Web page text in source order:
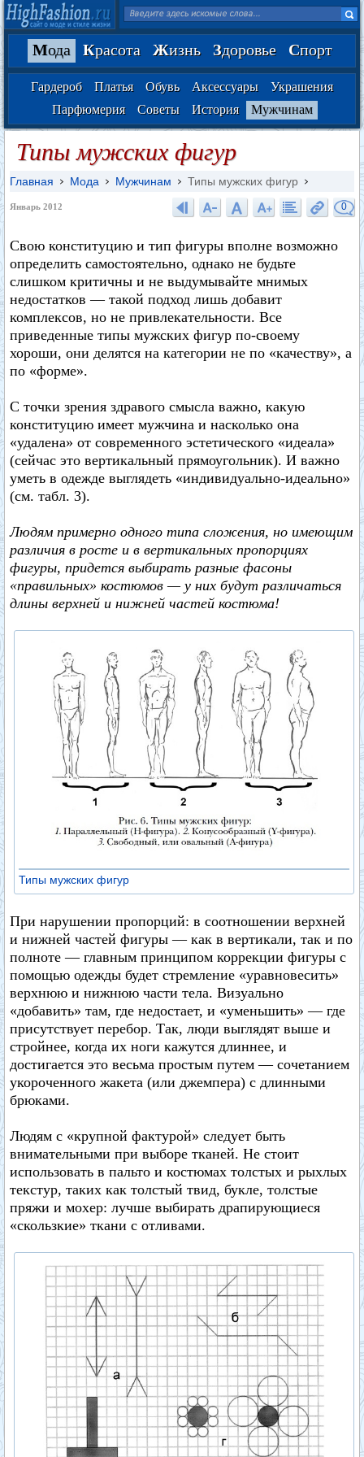
Мода Красота Жизнь Здоровье Спорт
Гардероб Платья Обувь Аксессуары
Украшения
Парфюмерия
Советы История Мужчинам
Типы мужских фигур
Главная Мода Мужчинам Типы мужских фигур
Январь 2012 0
Свою конституцию и тип фигуры вполне возможно
определить самостоятельно, однако не будьте
слишком критичны и не выдумывайте мнимых
недостатков — такой подход лишь добавит
комплексов, но не привлекательности. Все
приведенные типы мужских фигур по-своему
хороши, они делятся на категории не по «качеству», а
по «форме».
С точки зрения здравого смысла важно, какую
конституцию имеет мужчина и насколько она
«удалена» от современного эстетического «идеала»
(сейчас это вертикальный прямоугольник). И важно
уметь в одежде выглядеть «индивидуально-идеально»
(см. табл. 3).
Людям примерно одного типа сложения, но имеющим
различия в росте и в вертикальных пропорциях
фигуры, придется выбирать разные фасоны
«правильных» костюмов — у них будут различаться
длины верхней и нижней частей костюма!
Типы мужских фигур
При нарушении пропорций: в соотношении верхней
и нижней частей фигуры — как в вертикали, так и по
полноте — главным принципом коррекции фигуры с
помощью одежды будет стремление «уравновесить»
верхнюю и нижнюю части тела. Визуально
«добавить» там, где недостает, и «уменьшить» — где
присутствует перебор. Так, люди выглядят выше и
стройнее, когда их ноги кажутся длиннее, и
достигается это весьма простым путем — сочетанием
укороченного жакета (или джемпера) с длинными
брюками.
Людям с «крупной фактурой» следует быть
внимательными при выборе тканей. Не стоит
использовать в пальто и костюмах толстых и рыхлых
текстур, таких как толстый твид, букле, толстые
пряжи и мохер: лучше выбирать драпирующиеся
«скользкие» ткани с отливами.